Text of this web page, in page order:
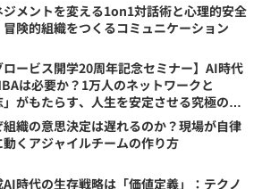
ジメントを変える1on1対話術と心理的安全
冒険的組織をつくるコミュニケーション
ロービス開学20周年記念セミナー】AI時代
は必要か？1万人のネットワークと
」がもたらす、人生を安定させる究極の資
は？
組織の意思決定は遅れるのか？現場が自律
動くアジャイルチームの作り方
AI時代の生存戦略は「価値定義」：テクノ